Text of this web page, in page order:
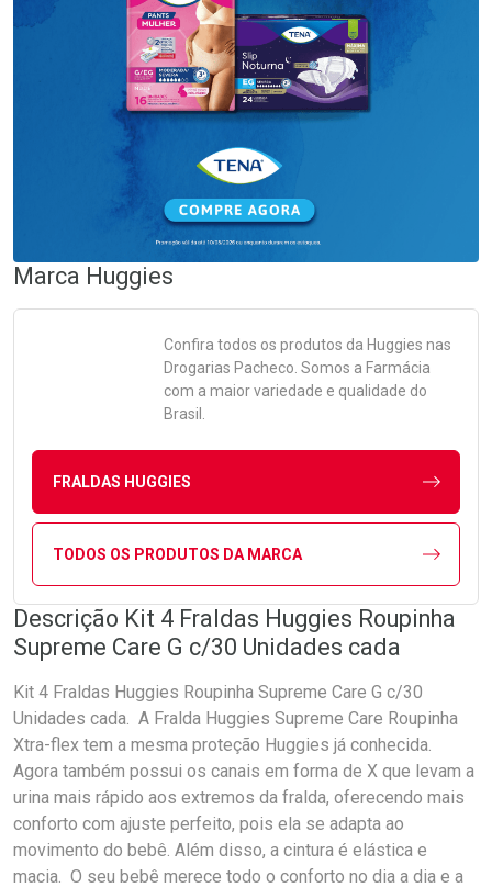
Marca Huggies
Confira todos os produtos da Huggies nas
Drogarias Pacheco. Somos a Farmácia
com a maior variedade e qualidade do
Brasil.
FRALDAS HUGGIES
TODOS OS PRODUTOS DA MARCA
Descrição Kit 4 Fraldas Huggies Roupinha
Supreme Care G c/30 Unidades cada
Kit 4 Fraldas Huggies Roupinha Supreme Care G c/30
Unidades cada. A Fralda Huggies Supreme Care Roupinha
Xtra-flex tem a mesma proteção Huggies já conhecida.
Agora também possui os canais em forma de X que levam a
urina mais rápido aos extremos da fralda, oferecendo mais
conforto com ajuste perfeito, pois ela se adapta ao
movimento do bebê. Além disso, a cintura é elástica e
macia. O seu bebê merece todo o conforto no dia a dia e a